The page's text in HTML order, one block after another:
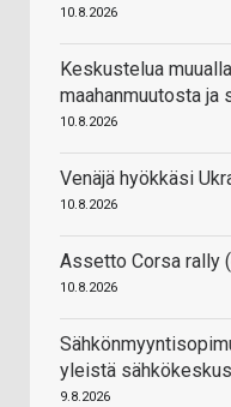
10.8.2026
Keskustelua
maahanmuutosta ja
10.8.2026
Venäjä hyökkäsi
10.8.2026
Assetto Corsa rally
10.8.2026
yleistä
9.8.2026